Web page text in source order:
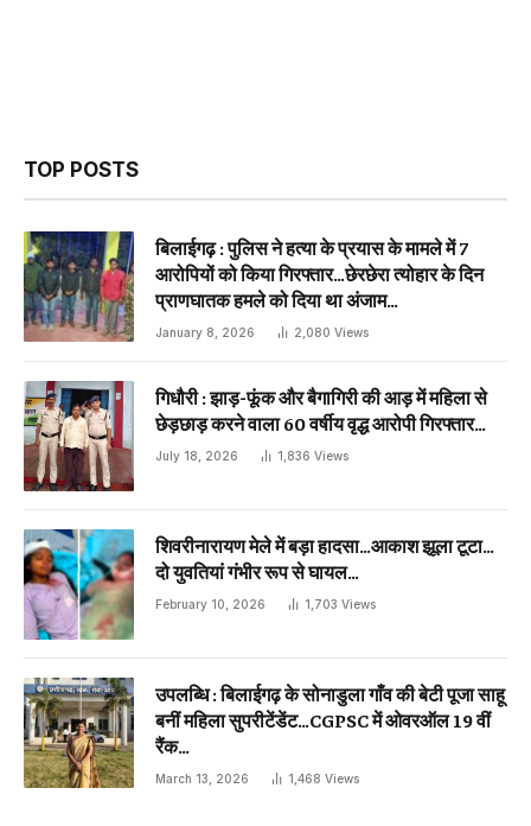
TOP POSTS
बिलाईगढ़ : पुलिस ने हत्या के प्रयास के मामले में 7
आरोपियों को किया गिरफ्तार…छेरछेरा त्योहार के दिन
प्राणघातक हमले को दिया था अंजाम…
January 8, 2026 2,080 Views
गिधौरी : झाड़-फूंक और बैगागिरी की आड़ में महिला से
छेड़छाड़ करने वाला 60 वर्षीय वृद्ध आरोपी गिरफ्तार…
July 18, 2026 1,836 Views
शिवरीनारायण मेले में बड़ा हादसा…आकाश झूला टूटा…
दो युवतियां गंभीर रूप से घायल…
February 10, 2026 1,703 Views
उपलब्धि : बिलाईगढ़ के सोनाडुला गाँव की बेटी पूजा साहू
बनीं महिला सुपरीटेंडेंट…CGPSC में ओवरऑल 19 वीं
रैंक…
March 13, 2026 1,468 Views